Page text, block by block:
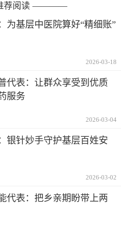
阅读 ————
为基层中医院算好“精细账”
2026-03-18
代表：让群众享受到优质
服务
2026-03-04
银针妙手守护基层百姓安
2026-03-02
代表：把乡亲期盼带上两